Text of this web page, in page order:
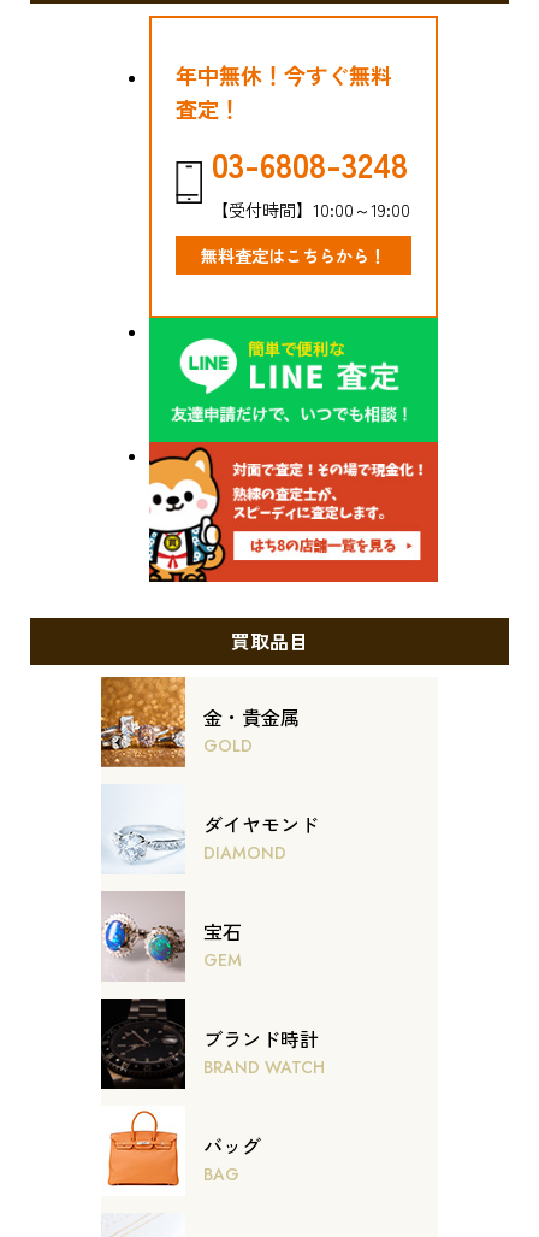
年中無休！今すぐ無料
査定！
03-6808-3248
【受付時間】10:00～19:00
無料査定はこちらから！
買取品目
金・貴金属
GOLD
ダイヤモンド
DIAMOND
宝石
GEM
ブランド時計
BRAND WATCH
バッグ
BAG